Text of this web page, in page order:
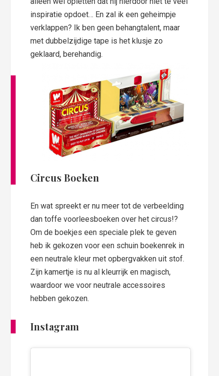
inspiratie opdoet… En zal ik een geheimpje
verklappen? Ik ben geen behangtalent, maar
met dubbelzijdige tape is het klusje zo
geklaard, berehandig.
Circus Boeken
En wat spreekt er nu meer tot de verbeelding
dan toffe voorleesboeken over het circus!?
Om de boekjes een speciale plek te geven
heb ik gekozen voor een schuin boekenrek in
een neutrale kleur met opbergvakken uit stof.
Zijn kamertje is nu al kleurrijk en magisch,
waardoor we voor neutrale accessoires
hebben gekozen.
Instagram